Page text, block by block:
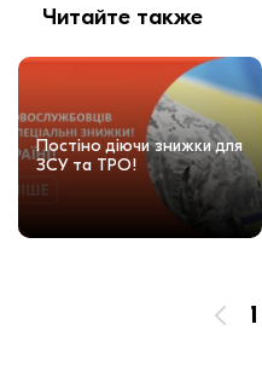
Читайте также
Постіно діючи знижки для
ЗСУ та ТРО!
1